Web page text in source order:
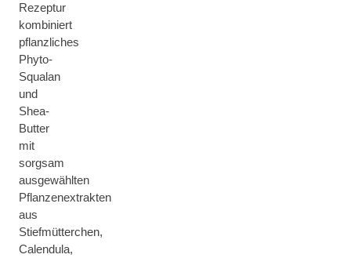
Rezeptur
kombiniert
pflanzliches
Phyto-
Squalan
und
Shea-
Butter
mit
sorgsam
ausgewählten
Pflanzenextrakten
aus
Stiefmütterchen,
Calendula,